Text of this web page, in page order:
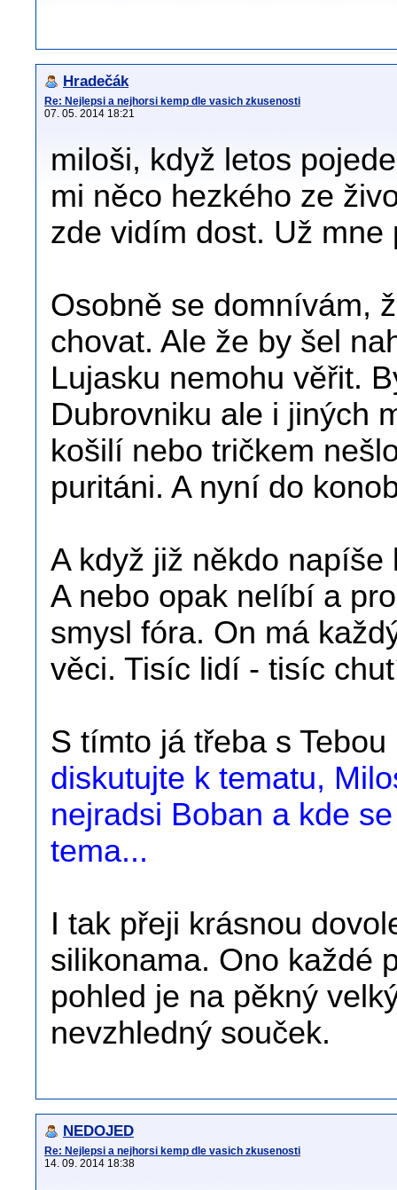
Hradečák
Re: Nejlepsi a nejhorsi kemp dle vasich zkusenosti
07. 05. 2014 18:21
miloši, když letos
mi něco hezkého ze
zde vidím dost. Už
Osobně se domnívám,
chovat. Ale že by šel
Lujasku nemohu věřit.
Dubrovniku ale i jiných
košilí nebo tričkem
puritáni. A nyní do
A když již někdo
A nebo opak nelíbí a
smysl fóra. On má
věci. Tisíc lidí - tisíc
S tímto já třeba s
diskutujte k tematu,
nejradsi Boban a kde
tema...
I tak přeji krásnou
silikonama. Ono každé
pohled je na pěkný
nevzhledný souček.
NEDOJED
Re: Nejlepsi a nejhorsi kemp dle vasich zkusenosti
14. 09. 2014 18:38